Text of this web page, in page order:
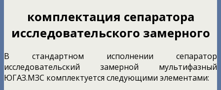
комплектация сепаратора
исследовательского замерного
В стандартном исполнении сепаратор
исследовательский замерной мультифазный
ЮГАЗ.МЗС комплектуется следующими элементами: